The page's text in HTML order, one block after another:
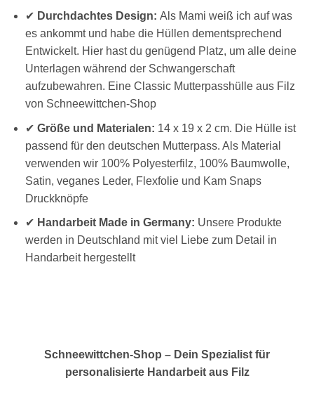
✔ Durchdachtes Design: Als Mami weiß ich auf was
es ankommt und habe die Hüllen dementsprechend
Entwickelt. Hier hast du genügend Platz, um alle deine
Unterlagen während der Schwangerschaft
aufzubewahren. Eine Classic Mutterpasshülle aus Filz
von Schneewittchen-Shop
✔ Größe und Materialen: 14 x 19 x 2 cm. Die Hülle ist
passend für den deutschen Mutterpass. Als Material
verwenden wir 100% Polyesterfilz, 100% Baumwolle,
Satin, veganes Leder, Flexfolie und Kam Snaps
Druckknöpfe
✔ Handarbeit Made in Germany: Unsere Produkte
werden in Deutschland mit viel Liebe zum Detail in
Handarbeit hergestellt
Schneewittchen-Shop – Dein Spezialist für
personalisierte Handarbeit aus Filz